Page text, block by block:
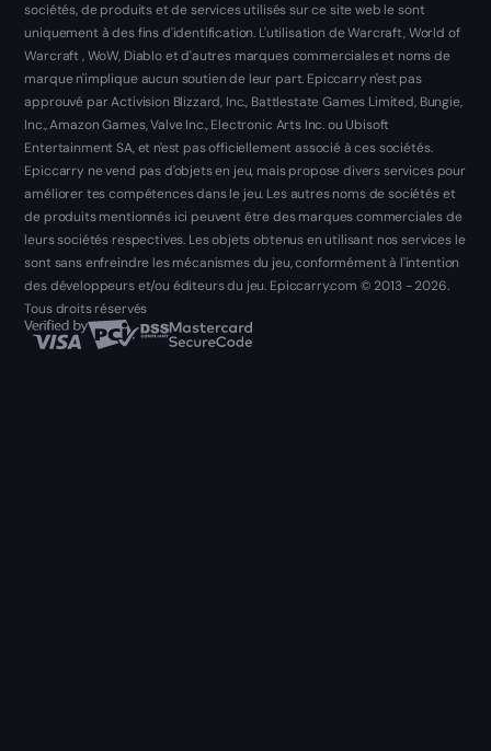
sociétés, de produits et de services utilisés sur ce site web le sont
uniquement à des fins d'identification. L'utilisation de Warcraft, World of
Warcraft , WoW, Diablo et d'autres marques commerciales et noms de
marque n'implique aucun soutien de leur part. Epiccarry n'est pas
approuvé par Activision Blizzard, Inc., Battlestate Games Limited, Bungie,
Inc., Amazon Games, Valve Inc., Electronic Arts Inc. ou Ubisoft
Entertainment SA, et n'est pas officiellement associé à ces sociétés.
Epiccarry ne vend pas d'objets en jeu, mais propose divers services pour
améliorer tes compétences dans le jeu. Les autres noms de sociétés et
de produits mentionnés ici peuvent être des marques commerciales de
leurs sociétés respectives. Les objets obtenus en utilisant nos services le
sont sans enfreindre les mécanismes du jeu, conformément à l'intention
des développeurs et/ou éditeurs du jeu. Epiccarry.com © 2013 - 2026.
Tous droits réservés